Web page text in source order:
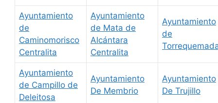
Ayuntamiento
de
Caminomorisco
Centralita
Ayuntamiento
de Mata de
Alcántara
Centralita
Ayuntamiento
de
Ayuntamiento
de Campillo de
Deleitosa
Ayuntamiento
De Membrio
Ayuntamiento
De Trujillo